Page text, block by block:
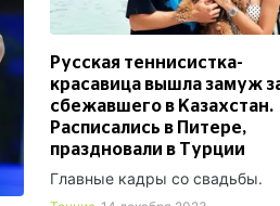
Русская теннисистка-
красавица вышла замуж
сбежавшего в Казахстан.
Расписались в Питере,
праздновали в Турции
Главные кадры со свадьбы.